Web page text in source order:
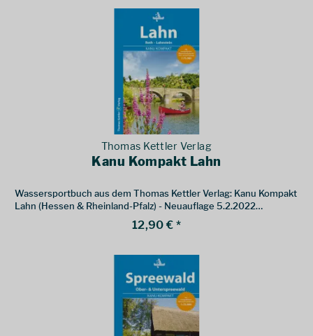
Thomas Kettler Verlag
Kanu Kompakt Lahn
Wassersportbuch aus dem Thomas Kettler Verlag: Kanu Kompakt
Lahn (Hessen & Rheinland-Pfalz) - Neuauflage 5.2.2022
12,90 € *